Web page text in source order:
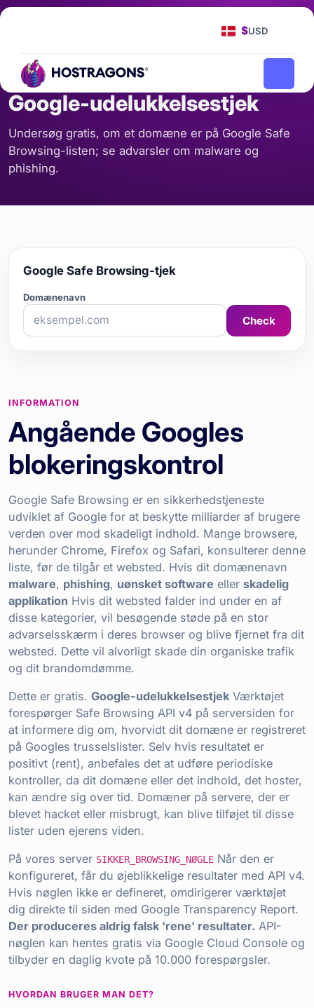
$USD
Google-udelukkelsestjek
Undersøg gratis, om et domæne er på Google Safe
Browsing-listen; se advarsler om malware og
phishing.
Google Safe Browsing-tjek
Domænenavn
Check
INFORMATION
Angående Googles
blokeringskontrol
Google Safe Browsing er en sikkerhedstjeneste
udviklet af Google for at beskytte milliarder af brugere
verden over mod skadeligt indhold. Mange browsere,
herunder Chrome, Firefox og Safari, konsulterer denne
liste, før de tilgår et websted. Hvis dit domænenavn
malware, phishing, uønsket software eller skadelig
applikation Hvis dit websted falder ind under en af
disse kategorier, vil besøgende støde på en stor
advarselsskærm i deres browser og blive fjernet fra dit
websted. Dette vil alvorligt skade din organiske trafik
og dit brandomdømme.
Dette er gratis. Google-udelukkelsestjek Værktøjet
forespørger Safe Browsing API v4 på serversiden for
at informere dig om, hvorvidt dit domæne er registreret
på Googles trusselslister. Selv hvis resultatet er
positivt (rent), anbefales det at udføre periodiske
kontroller, da dit domæne eller det indhold, det hoster,
kan ændre sig over tid. Domæner på servere, der er
blevet hacket eller misbrugt, kan blive tilføjet til disse
lister uden ejerens viden.
På vores server SIKKER_BROWSING_NØGLE Når den er
konfigureret, får du øjeblikkelige resultater med API v4.
Hvis nøglen ikke er defineret, omdirigerer værktøjet
dig direkte til siden med Google Transparency Report.
Der produceres aldrig falsk 'rene' resultater. API-
nøglen kan hentes gratis via Google Cloud Console og
tilbyder en daglig kvote på 10.000 forespørgsler.
HVORDAN BRUGER MAN DET?